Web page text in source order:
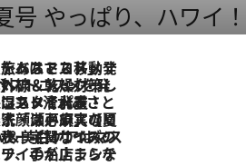
号 やっぱり、ハワイ
ジップ】